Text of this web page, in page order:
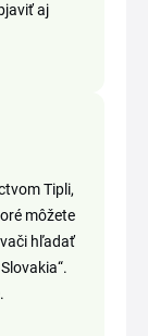
aj
Tipli,
môžete
hľadať